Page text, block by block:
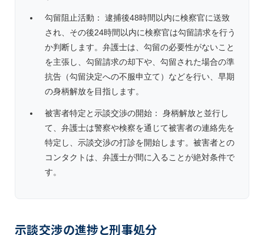
勾留阻止活動： 逮捕後48時間以内に検察官に送致
され、その後24時間以内に検察官は勾留請求を行う
か判断します。弁護士は、勾留の必要性がないこと
を主張し、勾留請求の却下や、勾留された場合の準
抗告（勾留決定への不服申立て）などを行い、早期
の身柄解放を目指します。
被害者特定と示談交渉の開始： 身柄解放と並行し
て、弁護士は警察や検察を通じて被害者の連絡先を
特定し、示談交渉の打診を開始します。被害者との
コンタクトは、弁護士が間に入ることが絶対条件で
す。
示談交渉の進捗と刑事処分